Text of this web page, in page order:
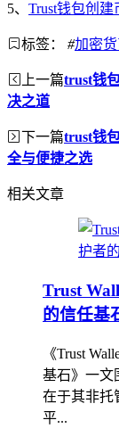
5、 Trust钱包创建
标签： #加密货
上一篇trust钱
决之道
下一篇trust钱
全与便捷之选
相关文章
Trust
的信任基
《Trust
基石》一文
在于其非
平...